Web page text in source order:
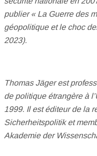
publier « La Guerre des
géopolitique et le choc
2023).
Thomas Jäger est
de politique étrangère à
1999. Il est éditeur de la
Sicherheitspolitik et
Akademie der